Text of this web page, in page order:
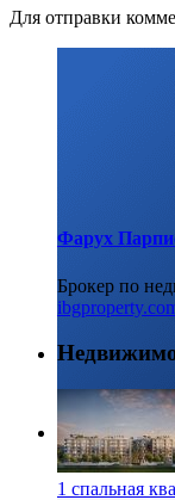
Для отправки
Фарух
Брокер по
1 спальная